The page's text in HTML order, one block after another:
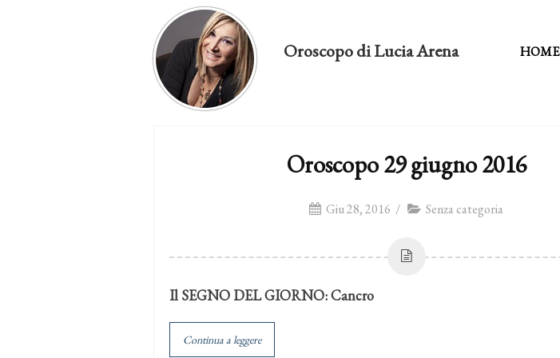
Oroscopo di Lucia Arena HOME
Oroscopo 29 giugno 2016
Giu 28, 2016 / Senza categoria
Il SEGNO DEL GIORNO:Cancro
Continua a leggere